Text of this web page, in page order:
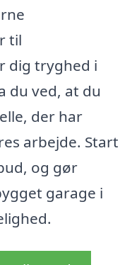
til
dig tryghed i
du ved, at du
der har
arbejde. Start
og gør
garage i